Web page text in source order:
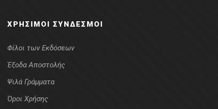
ΧΡΉΣΙΜΟΙ ΣΎΝΔΕΣΜΟΙ
Φίλοι των Εκδόσεων
Έξοδα Αποστολής
Ψιλά Γράμματα
Όροι Χρήσης